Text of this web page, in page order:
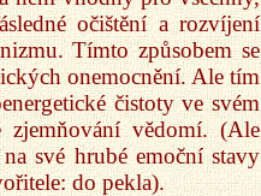
očištění a rozvíjení
Tímto způsobem se
onemocnění. Ale tím
čistoty ve svém
zjemňování vědomí. (Ale
své hrubé emoční stavy
do pekla).